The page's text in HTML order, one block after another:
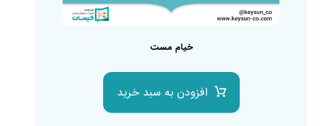
خیام مست
افزودن به سبد خرید